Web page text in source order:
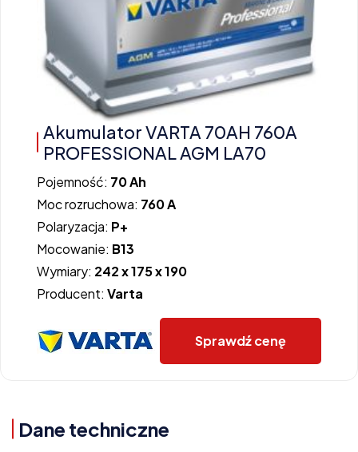
Akumulator VARTA 70AH 760A
PROFESSIONAL AGM LA70
Pojemność: 70 Ah
Moc rozruchowa: 760 A
Polaryzacja: P+
Mocowanie: B13
Wymiary: 242 x 175 x 190
Producent: Varta
Sprawdź cenę
Dane techniczne